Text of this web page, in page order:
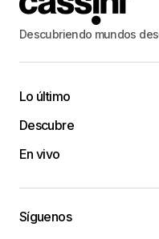
Descubriendo mundos
Lo último
Descubre
En vivo
Síguenos